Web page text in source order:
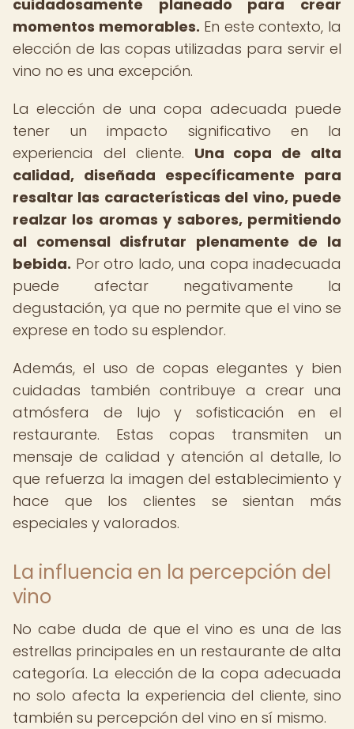
cuidadosamente planeado para crear
momentos memorables. En este contexto, la
elección de las copas utilizadas para servir el
vino no es una excepción.
La elección de una copa adecuada puede
tener un impacto significativo en la
experiencia del cliente. Una copa de alta
calidad, diseñada específicamente para
resaltar las características del vino, puede
realzar los aromas y sabores, permitiendo
al comensal disfrutar plenamente de la
bebida. Por otro lado, una copa inadecuada
puede afectar negativamente la
degustación, ya que no permite que el vino se
exprese en todo su esplendor.
Además, el uso de copas elegantes y bien
cuidadas también contribuye a crear una
atmósfera de lujo y sofisticación en el
restaurante. Estas copas transmiten un
mensaje de calidad y atención al detalle, lo
que refuerza la imagen del establecimiento y
hace que los clientes se sientan más
especiales y valorados.
La influencia en la percepción del
vino
No cabe duda de que el vino es una de las
estrellas principales en un restaurante de alta
categoría. La elección de la copa adecuada
no solo afecta la experiencia del cliente, sino
también su percepción del vino en sí mismo.